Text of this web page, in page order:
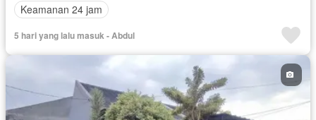
Keamanan 24 jam
5 hari yang lalu masuk - Abdul